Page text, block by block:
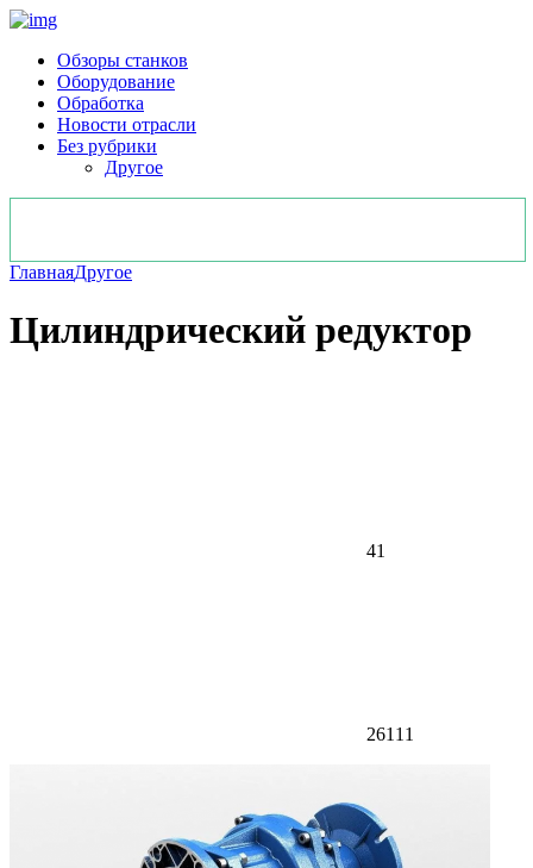
Обзоры станков
Оборудование
Обработка
Новости отрасли
Без рубрики
Другое
ГлавнаяДругое
Цилиндрический редуктор
41
26111